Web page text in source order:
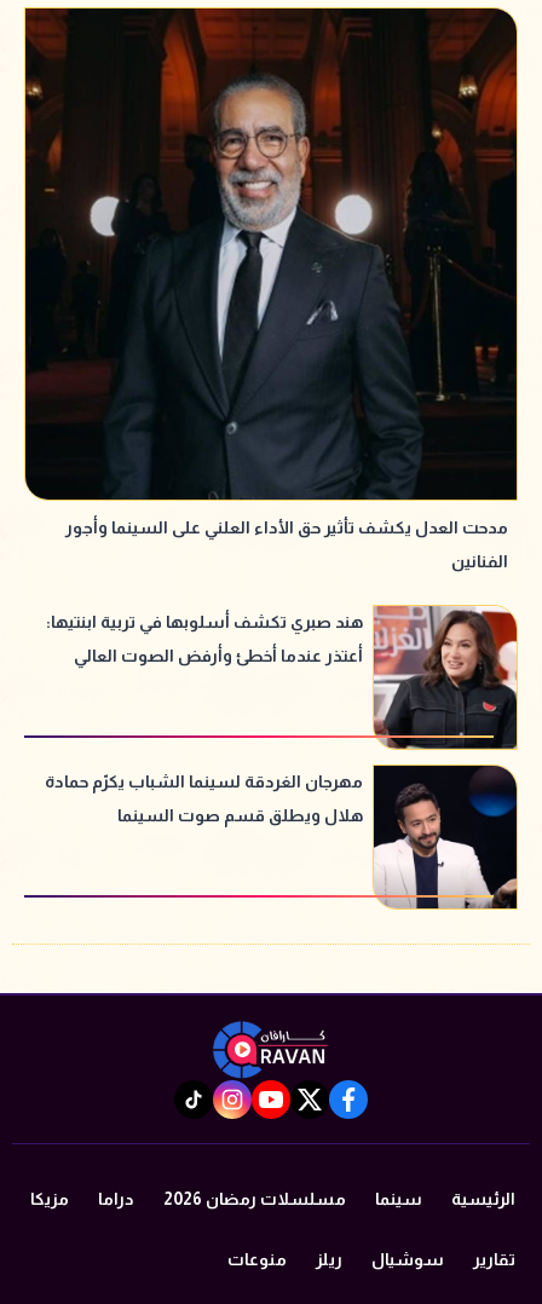
مدحت العدل يكشف تأثير حق الأداء العلني على السينما وأجور
الفنانين
هند صبري تكشف أسلوبها في تربية ابنتيها:
أعتذر عندما أخطئ وأرفض الصوت العالي
مهرجان الغردقة لسينما الشباب يكرّم حمادة
هلال ويطلق قسم صوت السينما
facebook
twitter
youtube
instagram
tiktok
الرئيسية سينما مسلسلات رمضان 2026 دراما مزيكا
تقارير سوشيال ريلز منوعات